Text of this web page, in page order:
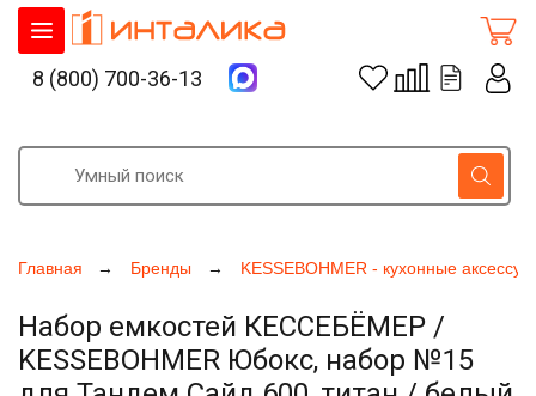
Главная Бренды KESSEBOHMER - кухонные
Набор емкостей КЕССЕБЁМЕР /
KESSEBOHMER Юбокс, набор №15
8 (800) 700-36-13